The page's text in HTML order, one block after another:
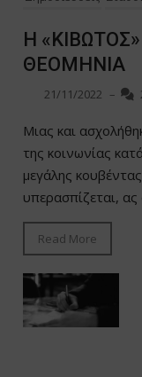
Η
ΘΕΟΜΗΝΙΑ
21/11/2022 –
Μιας και
της κοινωνίας
μεγάλης
υπερασπίζεται,
Read More